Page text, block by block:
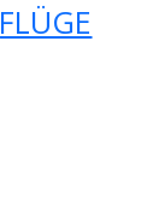
FLÜGE